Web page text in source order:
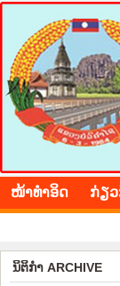
ໜ້າ​ທຳ​ອິດ ກ່ຽ
ນິ​ຕິ​ກຳ ARCHIVE